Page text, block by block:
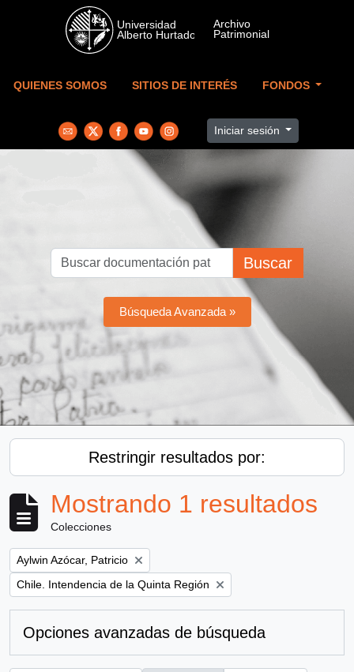
Skip to main content
QUIENES SOMOS SITIOS DE INTERÉS FONDOS
Iniciar sesión
Buscar
Búsqueda Avanzada »
Restringir resultados por:
Mostrando 1 resultados
Colecciones
Remove filter:
Aylwin Azócar, Patricio
Remove filter:
Chile. Intendencia de la Quinta Región
Opciones avanzadas de búsqueda